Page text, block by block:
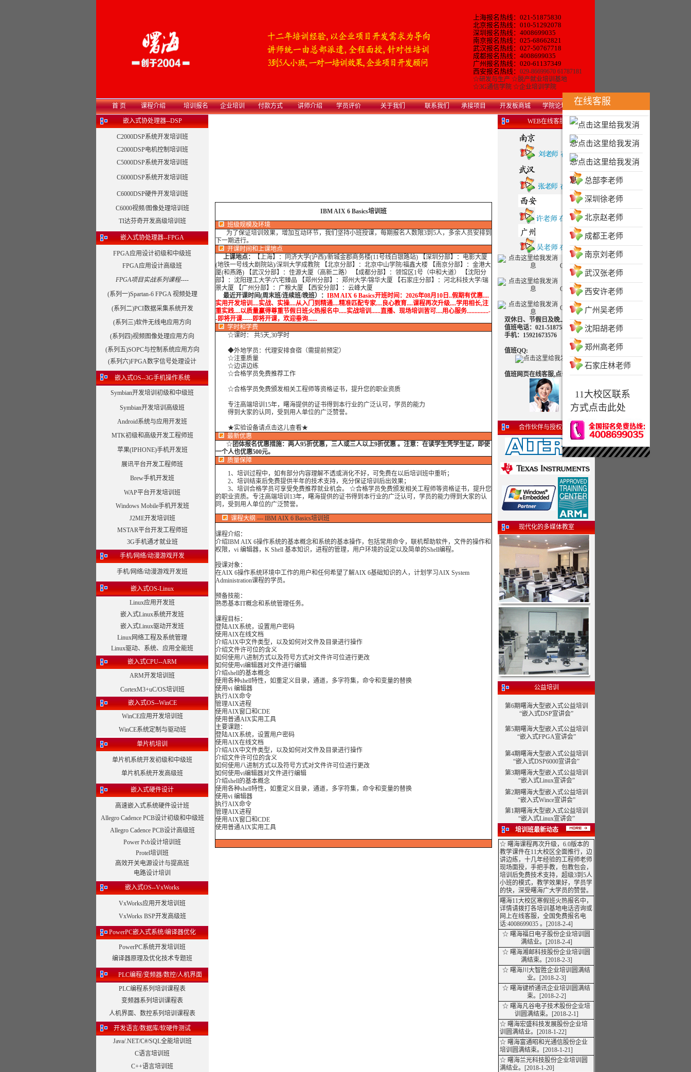
上海报名热线：021-51875830
北京报名热线：010-51292078
深圳报名热线：4008699035
南京报名热线：025-68662821
武汉报名热线：027-50767718
成都报名热线：4008699035
广州报名热线： 020-61137349
西安报名热线： 029-86699670 61787181
☆研发与生产 ☆脱产就业培训基地
☆3G通信学院 ☆企业培训学院
首 页 课程介绍 培训报名 企业培训 付款方式 讲师介绍 学员评价 关于我们 联系我们 承接项目 开发板商城 学院论坛
嵌入式协处理器--DSP
C2000DSP系统开发培训班
C2000DSP电机控制培训班
C5000DSP系统开发培训班
C6000DSP系统开发培训班
C6000DSP硬件开发培训班
C6000视频/图像处理培训班
TI达芬奇开发高级培训班
嵌入式协处理器--FPGA
FPGA应用设计初级和中级班
FPGA应用设计高级班
FPGA项目实战系列课程----
(系列一)Spartan-6 FPGA 视频处理
(系列二)PCI数据采集系统开发
(系列三)软件无线电应用方向
(系列四)视频图像处理应用方向
(系列五)SOPC与控制系统应用方向
(系列六)FPGA数字信号处理设计
嵌入式OS--3G手机操作系统
Symbian开发培训初级和中级班
Symbian开发培训高级班
Android系统与应用开发班
MTK初级和高级开发工程师班
苹果(IPHONE)手机开发班
展讯平台开发工程师班
Brew手机开发班
WAP平台开发培训班
Windows Mobile手机开发班
J2ME开发培训班
MSTAR平台开发工程师班
3G手机通才就业班
手机/网络/动漫游戏开发
手机/网络/动漫游戏开发班
嵌入式OS-Linux
Linux应用开发班
嵌入式Linux系统开发班
嵌入式Linux驱动开发班
Linux网络工程及系统管理
Linux驱动、系统、应用全能班
嵌入式CPU--ARM
ARM开发培训班
CortexM3+uC/OS培训班
嵌入式OS--WinCE
WinCE应用开发培训班
WinCE系统定制与驱动班
单片机培训
单片机系统开发初级和中级班
单片机系统开发高级班
嵌入式硬件设计
高速嵌入式系统硬件设计班
Allegro Cadence PCB设计初级和中级班
Allegro Cadence PCB设计高级班
Power Pcb设计培训班
Protel培训班
高效开关电源设计与提高班
电路设计培训
嵌入式OS--VxWorks
VxWorks应用开发培训班
VxWorks BSP开发高级班
PowerPC嵌入式系统/编译器优化
PowerPC系统开发培训班
编译器原理及优化技术专题班
PLC编程/变频器/数控/人机界面
PLC编程系列培训课程表
变频器系列培训课程表
人机界面、数控系列培训课程表
开发语言/数据库/软硬件测试
Java/.NET/C#/SQL全能培训班
C语言培训班
C++语言培训班
WEB在线客服
QQ客服一
QQ客服二
QQ客服三
双休日、节假日及晚上可致电
值班电话：021-51875830 值班
手机：15921673576
值班QQ:
值班网页在线客服,点击交谈：
合作伙伴与授权机构
现代化的多媒体教室
公益培训
第6期曙海大型嵌入式公益培训
“嵌入式DSP宣讲会”
第5期曙海大型嵌入式公益培训
“嵌入式FPGA宣讲会”
第4期曙海大型嵌入式公益培训
“嵌入式DSP6000宣讲会”
第3期曙海大型嵌入式公益培训
“嵌入式Linux宣讲会”
第2期曙海大型嵌入式公益培训
“嵌入式Wince宣讲会”
第1期曙海大型嵌入式公益培训
“嵌入式Linux宣讲会”
培训班最新动态
☆ 曙海课程再次升级，6.0版本的
教学课件在11大校区全面推行，边
讲边练，十几年经验的工程师老师
现场面授，手把手教，包教包会，
培训后免费技术支持，超级3到5人
小班的模式，教学效果好，学员学
的快，深受曙海广大学员的赞誉。
曙海11大校区寒假班火热报名中，
详情请拨打各培训基地电话咨询或
网上在线客服，全国免费报名电
话:4008699035 。 [2018-2-4]
☆ 曙海福日电子股份企业培训圆
满结业。[2018-2-4]
☆ 曙海湘邮科技股份企业培训圆
满结束。[2018-2-3]
☆ 曙海川大智胜企业培训圆满结
业。[2018-2-3]
☆ 曙海键桥通讯企业培训圆满结
束。[2018-2-2]
☆ 曙海凡谷电子技术股份企业培
训圆满结束。[2018-2-1]
☆ 曙海宏盛科技发展股份企业培
训圆满结业。[2018-1-22]
☆ 曙海富通昭和光通信股份企业
培训圆满结束。[2018-1-21]
☆ 曙海兰光科技股份企业培训圆
满结业。[2018-1-20]
IBM AIX 6 Basics培训班
班级规模及环境
为了保证培训效果，增加互动环节，我们坚持小班授课，每期报名人数限3到5人，多余人员安排到
下一期进行。
开课时间和上课地点
上课地点：
【上海】：同济大学(沪西)/新城金郡商务楼(11号线白银路站) 【深圳分部】：电影大厦
(地铁一号线大剧院站)/深圳大学成教院 【北京分部】：北京中山学院/福鑫大楼 【南京分部】：金港大
厦(和燕路) 【武汉分部】：佳源大厦（高新二路） 【成都分部】：领馆区1号（中和大道） 【沈阳分
部】：沈阳理工大学/六宅臻品 【郑州分部】：郑州大学/锦华大厦 【石家庄分部】：河北科技大学/瑞
景大厦 【广州分部】：广粮大厦 【西安分部】：云峰大厦
最近开课时间(周末班/连续班/晚班）： IBM AIX 6 Basics开班时间：2026年08月10日..假期有优惠....
实用开发培训....实战、实操....从入门到精通....精准匹配专家....良心教育....课程再次升级....学用相长,注
重实践....以质量赢得尊重节假日班火热报名中.....实战培训......直播、现场培训皆可....用心服务..............-
-即将开课-----即将开课，欢迎垂询......
学时和学费
☆课时： 共5天,30学时
◆外地学员：代理安排食宿（需提前预定）
☆注重质量
☆边讲边练
☆合格学员免费推荐工作
☆合格学员免费颁发相关工程师等资格证书，提升您的职业资质
专注高端培训15年，曙海提供的证书得到本行业的广泛认可，学员的能力
得到大家的认同，受到用人单位的广泛赞誉。
★实验设备请点击这儿查看★
最新优惠
☆ 团体报名优惠措施： 两人95折优惠，三人或三人以上9折优惠 。注意：在读学生凭学生证，即使
一个人也优惠500元。
质量保障
1、培训过程中，如有部分内容理解不透或消化不好，可免费在以后培训班中重听；
2、培训结束后免费提供半年的技术支持，充分保证培训后出效果；
3、培训合格学员可享受免费推荐就业机会。 ☆合格学员免费颁发相关工程师等资格证书，提升您
的职业资质。专注高端培训13年，曙海提供的证书得到本行业的广泛认可，学员的能力得到大家的认
同，受到用人单位的广泛赞誉。
课程大纲 --- IBM AIX 6 Basics培训班
课程介绍：
介绍IBM AIX 6操作系统的基本概念和系统的基本操作，包括常用命令，联机帮助软件，文件的操作和
权限，vi 编辑器，K Shell 基本知识，进程的管理，用户环境的设定以及简单的Shell编程。
授课对象：
在AIX 6操作系统环境中工作的用户和任何希望了解AIX 6基础知识的人，计划学习AIX System
Administration课程的学员。
预备技能：
熟悉基本IT概念和系统管理任务。
课程目标：
登陆AIX系统，设置用户密码
使用AIX在线文档
介绍AIX中文件类型，以及如何对文件及目录进行操作
介绍文件许可位的含义
如何使用八进制方式以及符号方式对文件许可位进行更改
如何使用vi编辑器对文件进行编辑
介绍shell的基本概念
使用各种shell特性，如重定义目录，通道，多字符集，命令和变量的替换
使用vi 编辑器
执行AIX命令
管理AIX进程
使用AIX窗口和CDE
使用普通AIX实用工具
主要课题：
登陆AIX系统，设置用户密码
使用AIX在线文档
介绍AIX中文件类型，以及如何对文件及目录进行操作
介绍文件许可位的含义
如何使用八进制方式以及符号方式对文件许可位进行更改
如何使用vi编辑器对文件进行编辑
介绍shell的基本概念
使用各种shell特性，如重定义目录，通道，多字符集，命令和变量的替换
使用vi 编辑器
执行AIX命令
管理AIX进程
使用AIX窗口和CDE
使用普通AIX实用工具
在线客服
总部李老师
深圳徐老师
北京赵老师
成都王老师
南京刘老师
武汉张老师
西安许老师
广州吴老师
沈阳胡老师
郑州高老师
石家庄林老师
11大校区联系
方式点击此处